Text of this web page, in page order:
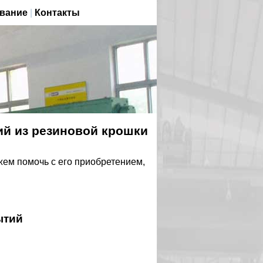
| Контакты
из резиновой крошки
помочь с его приобретением,